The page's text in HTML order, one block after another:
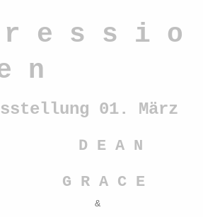
r e s s i o
e n
01. März
D E A N
A C E